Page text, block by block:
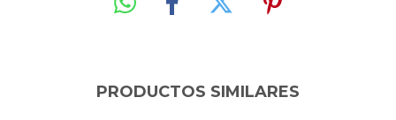
PRODUCTOS SIMILARES